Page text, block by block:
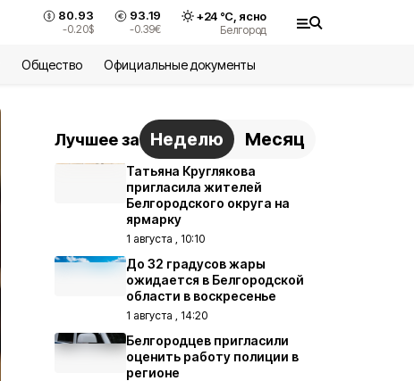
80.93
-0.20$
93.19
-0.39€
+24°С, ясно
Белгород
Общество Официальные документы
Лучшее за Неделю Месяц
Татьяна Круглякова
пригласила жителей
Белгородского округа на
ярмарку
1 августа , 10:10
До 32 градусов жары
ожидается в Белгородской
области в воскресенье
1 августа , 14:20
Белгородцев пригласили
оценить работу полиции в
регионе